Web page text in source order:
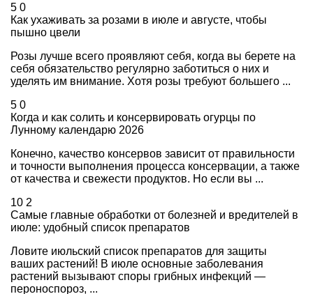
5 0
Как ухаживать за розами в июле и августе, чтобы
пышно цвели
Розы лучше всего проявляют себя, когда вы берете на
себя обязательство регулярно заботиться о них и
уделять им внимание. Хотя розы требуют большего ...
5 0
Когда и как солить и консервировать огурцы по
Лунному календарю 2026
Конечно, качество консервов зависит от правильности
и точности выполнения процесса консервации, а также
от качества и свежести продуктов. Но если вы ...
10 2
Самые главные обработки от болезней и вредителей в
июле: удобный список препаратов
Ловите июльский список препаратов для защиты
ваших растений! В июле основные заболевания
растений вызывают споры грибных инфекций —
пероноспороз, ...